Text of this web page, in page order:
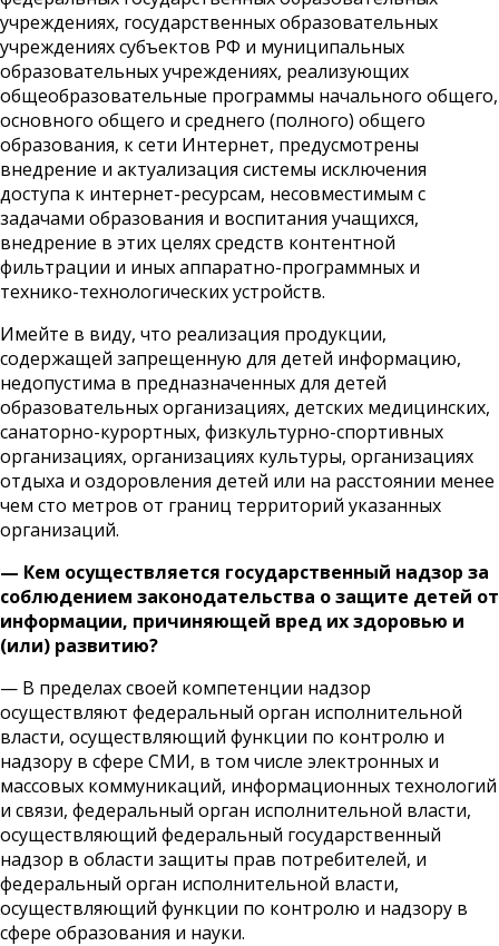
учреждениях, государственных образовательных
учреждениях субъектов РФ и муниципальных
образовательных учреждениях, реализующих
общеобразовательные программы начального общего,
основного общего и среднего (полного) общего
образования, к сети Интернет, предусмотрены
внедрение и актуализация системы исключения
доступа к интернет-ресурсам, несовместимым с
задачами образования и воспитания учащихся,
внедрение в этих целях средств контентной
фильтрации и иных аппаратно-программных и
технико-технологических устройств.
Имейте в виду, что реализация продукции,
содержащей запрещенную для детей информацию,
недопустима в предназначенных для детей
образовательных организациях, детских медицинских,
санаторно-курортных, физкультурно-спортивных
организациях, организациях культуры, организациях
отдыха и оздоровления детей или на расстоянии менее
чем сто метров от границ территорий указанных
организаций.
— Кем осуществляется государственный надзор за
соблюдением законодательства о защите детей от
информации, причиняющей вред их здоровью и
(или) развитию?
— В пределах своей компетенции надзор
осуществляют федеральный орган исполнительной
власти, осуществляющий функции по контролю и
надзору в сфере СМИ, в том числе электронных и
массовых коммуникаций, информационных технологий
и связи, федеральный орган исполнительной власти,
осуществляющий федеральный государственный
надзор в области защиты прав потребителей, и
федеральный орган исполнительной власти,
осуществляющий функции по контролю и надзору в
сфере образования и науки.